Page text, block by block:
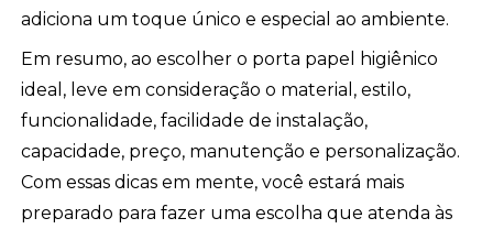
adiciona um toque único e especial ao ambiente.
Em resumo, ao escolher o porta papel higiênico
ideal, leve em consideração o material, estilo,
funcionalidade, facilidade de instalação,
capacidade, preço, manutenção e personalização.
Com essas dicas em mente, você estará mais
preparado para fazer uma escolha que atenda às